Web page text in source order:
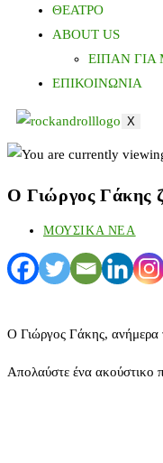
ΘΕΑΤΡΟ
ABOUT US
ΕΙΠΑΝ
ΕΠΙΚΟΙΝΩΝΙΑ
X
Ο Γιώργος Γάκης
ΜΟΥΣΙΚΑ ΝΕΑ
Ο Γιώργος Γάκης, ανήμερα
Απολαύστε ένα ακούστικο